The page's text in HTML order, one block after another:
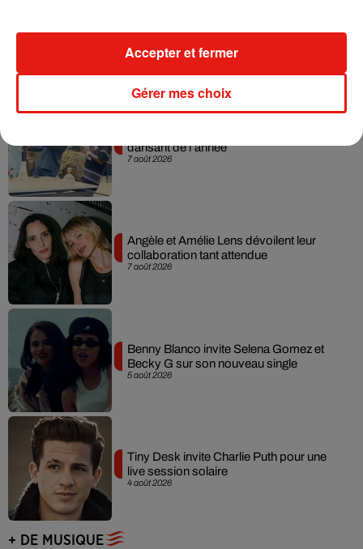
7 août 2026
7 août 2026
dansant de l’année
7 août 2026
Angèle et Amélie Lens dévoilent leur
collaboration tant attendue
5 août 2026
Benny Blanco invite Selena Gomez et
Becky G sur son nouveau single
4 août 2026
Tiny Desk invite Charlie Puth pour une
live session solaire
+ DE MUSIQUE
Gérer mes choix
Accepter et fermer